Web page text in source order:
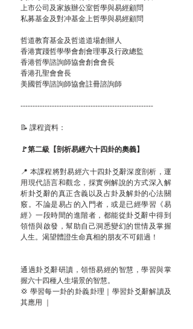
上市公司及家族辦公室哲學與易經顧問
私募基金及對冲基金上哲學與易經顧問
哲道教育基金及哲道道場創辦人
香港實踐哲學學會創會理事及行政總監
香港哲學諮詢師協會創會會長
香港孔聖會會長
美國哲學諮詢師協會註冊諮詢師
-------------------------------------------------------
📝 課程資料：
🚩第二級【剖析易經六十四卦的奧義】
📍 本課程將對易經六十四卦爻辭深度剖析，運
用現代語言和觀念，採實例解說的方式深入解
析卦爻辭的真正含義以及占卦及解卦的心法關
竅。不論是易占的入門者，或是已經學習《易
經》一段時間的進階者，都能從卦爻辭中得到
領悟與啟發，幫助自己洞悉變幻的世情及掌握
人生。渴望體證生命真相的朋友不可錯過！
通過卦爻辭研讀，領悟易經的智慧，學習與掌
握六十四種人生場景的智慧。
💢 學習每一卦的卦義卦理｜學習卦爻辭解讀及
其應用 ｜